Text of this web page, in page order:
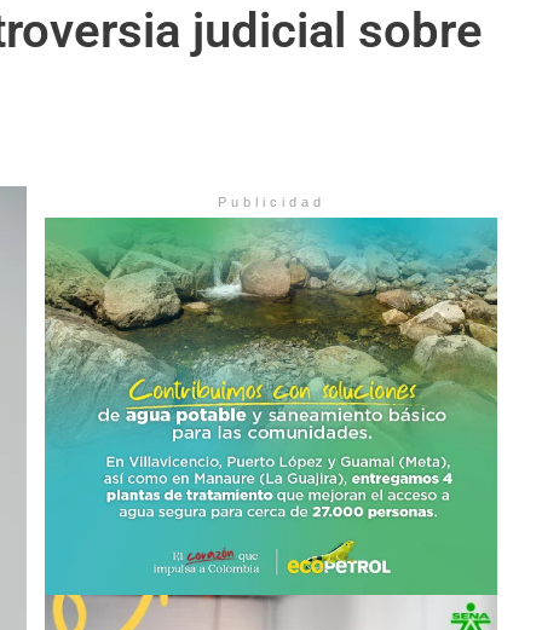
judicial sobre
Publicidad